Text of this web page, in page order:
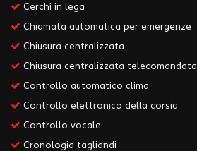
Cerchi in lega
Chiamata automatica per emergenze
Chiusura centralizzata
Chiusura centralizzata telecomandata
Controllo automatico clima
Controllo elettronico della corsia
Controllo vocale
Cronologia tagliandi